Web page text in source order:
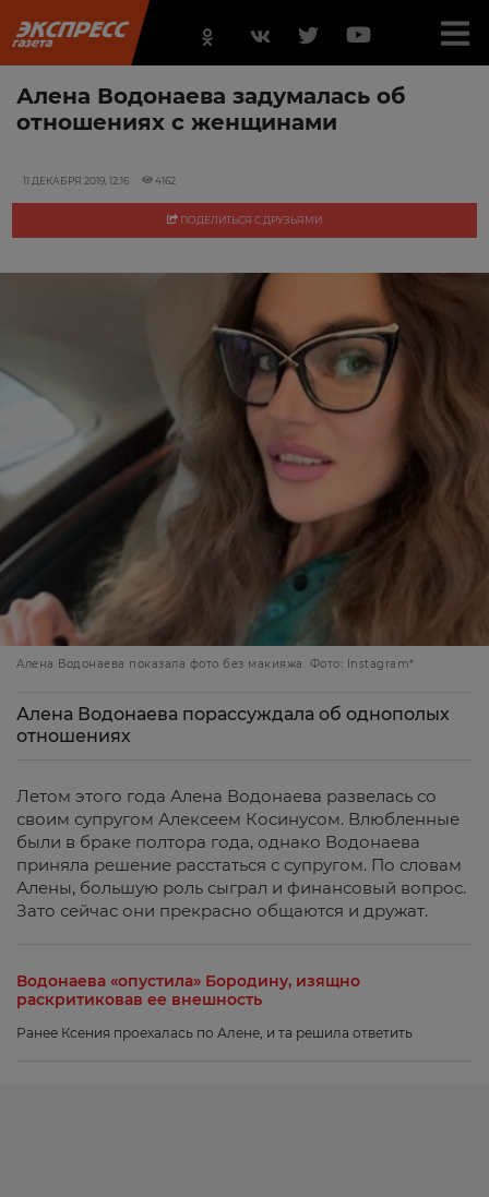
Алена Водонаева задумалась об
отношениях с женщинами
11 ДЕКАБРЯ 2019, 12:16 4162
ПОДЕЛИТЬСЯ С ДРУЗЬЯМИ
Алена Водонаева показала фото без макияжа. Фото: Instagram*
Алена Водонаева порассуждала об однополых
отношениях
Летом этого года Алена Водонаева развелась со
своим супругом Алексеем Косинусом. Влюбленные
были в браке полтора года, однако Водонаева
приняла решение расстаться с супругом. По словам
Алены, большую роль сыграл и финансовый вопрос.
Зато сейчас они прекрасно общаются и дружат.
Водонаева «опустила» Бородину, изящно
раскритиковав ее внешность
Ранее Ксения проехалась по Алене, и та решила ответить